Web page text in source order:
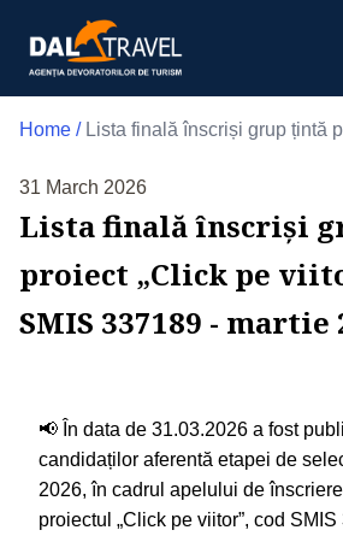
Home / Lista finală înscriși grup țintă
31 March 2026
Lista finală înscriși
proiect „Click pe
SMIS 337189 - martie
📢 În data de 31.03.2026 a fost
candidaților aferentă etapei de
2026, în cadrul apelului de
proiectul „Click pe viitor”, cod SMIS